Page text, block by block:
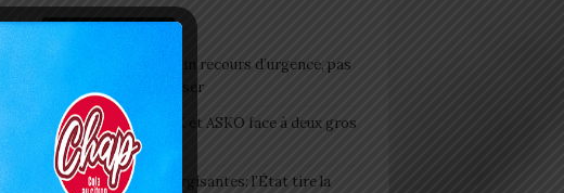
Articles récents
Pilule du lendemain : un recours d’urgence, pas
une habitude à banaliser
Interclubs CAF: ASCK et ASKO face à deux gros
morceaux
Togo/ Boissons énergisantes: l’État tire la